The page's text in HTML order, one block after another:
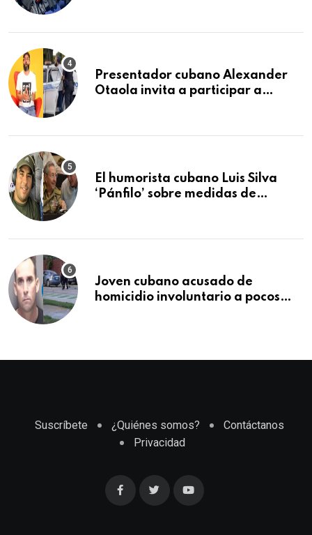
Presentador cubano Alexander
Otaola invita a participar a
que lo detuvo durante una
El humorista cubano Luis Silva
‘Pánfilo’ sobre medidas de
Joven cubano acusado de
homicidio involuntario a pocos
Suscríbete ¿Quiénes somos?
Contáctanos
Privacidad